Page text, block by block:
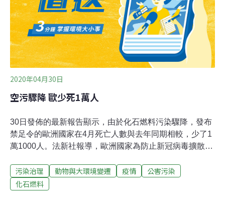
2020年04月30日
空污驟降 歐少死1萬人
30日發佈的最新報告顯示，由於化石燃料污染驟降，發布
禁足令的歐洲國家在4月死亡人數與去年同期相較，少了1
萬1000人。法新社報導，歐洲國家為防止新冠病毒擴散採
耗也減少三分之一。全球石油使用量下降幅度大致相同，
煤炭消耗量降幅則因地而異。工廠關閉和空蕩道路帶來意
污染治理 動物與大環境變遷 疫情
公害污染
化石燃料